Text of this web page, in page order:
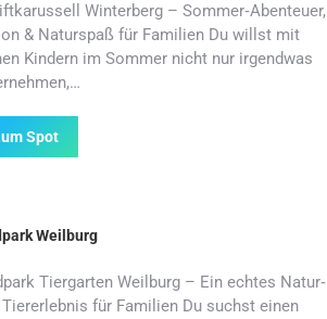
Winterberg – Sommer‑Abenteuer,
& Naturspaß für Familien Du willst mit
Kindern im Sommer nicht nur irgendwas
Spot
Weilburg
Tiergarten Weilburg – Ein echtes Natur‑
Tiererlebnis für Familien Du suchst einen